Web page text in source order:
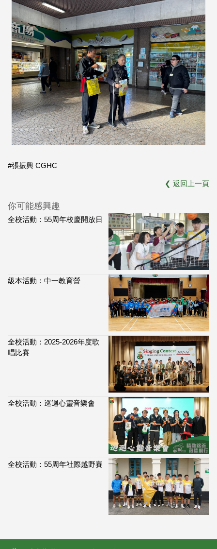
#張振興 CGHC
❮ 返回上一頁
你可能感興趣
全校活動：55周年校慶開放日
級本活動：中一教育營
全校活動：2025-2026年度歌
唱比賽
全校活動：巡迴心靈音樂會
全校活動：55周年社際越野賽